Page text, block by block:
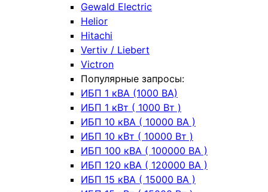
Gewald Electric
Helior
Hitachi
Vertiv / Liebert
Victron
Популярные запросы:
ИБП 1 кВА (1000 ВА)
ИБП 1 кВт ( 1000 Вт )
ИБП 10 кВА ( 10000 ВА )
ИБП 10 кВт ( 10000 Вт )
ИБП 100 кВА ( 100000 ВА )
ИБП 120 кВА ( 120000 ВА )
ИБП 15 кВА ( 15000 ВА )